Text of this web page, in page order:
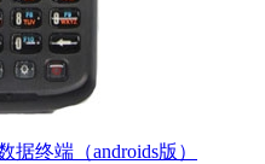
终端（androids版）